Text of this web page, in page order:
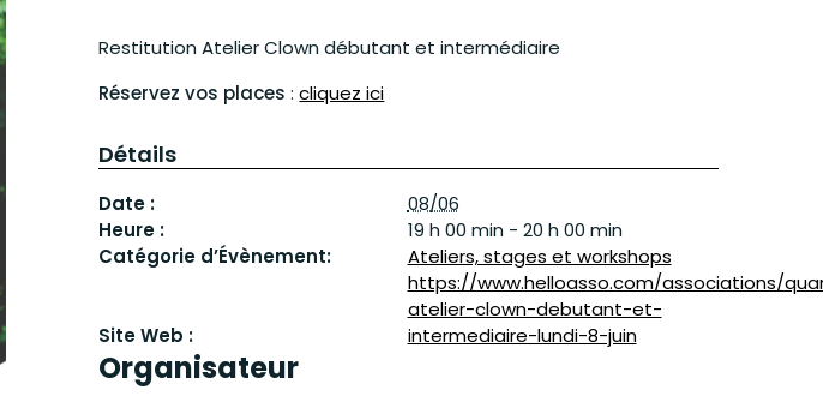
Restitution Atelier Clown débutant et intermédiaire
Réservez vos places :cliquez ici
Détails
Date :
08/06
Heure :
19 h 00 min - 20 h 00 min
Catégorie d’Évènement:
Ateliers, stages et workshops
Site Web :
https://www.helloasso.com/associations/
atelier-clown-debutant-et-
intermediaire-lundi-8-juin
Organisateur